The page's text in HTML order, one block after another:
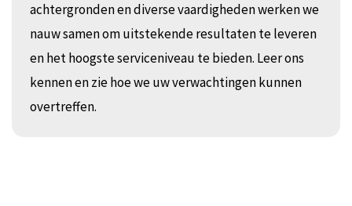
achtergronden en diverse vaardigheden werken we
nauw samen om uitstekende resultaten te leveren
en het hoogste serviceniveau te bieden. Leer ons
kennen en zie hoe we uw verwachtingen kunnen
overtreffen.